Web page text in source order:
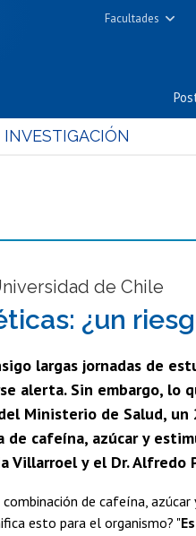
Facultades
Cs. Físicas
Cs. Químicas
Estudios
Nutrición y
INVESTIGACIÓN
de Chile
¿un
largas jornadas de
alerta. Sin embargo, lo
Ministerio de Salud,
de cafeína, azúcar y
Villarroel y el Dr.
de cafeína,
esto para el organismo? "